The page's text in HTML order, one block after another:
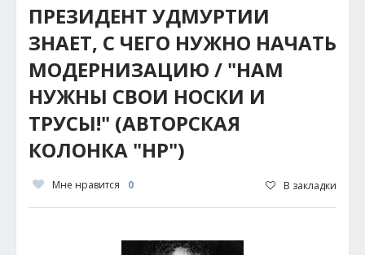
ПРЕЗИДЕНТ УДМУРТИИ
ЗНАЕТ, С ЧЕГО НУЖНО НАЧАТЬ
МОДЕРНИЗАЦИЮ / "НАМ
НУЖНЫ СВОИ НОСКИ И
ТРУСЫ!" (АВТОРСКАЯ
КОЛОНКА "НР")
Мне нравится 0 В закладки